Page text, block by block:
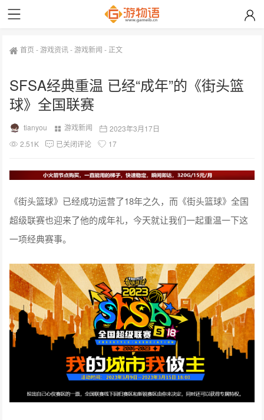
首页 -游戏资讯-游戏新闻 - 正文
SFSA经典重温 已经“成年”的《街头篮
球》全国联赛
tianyou 游戏新闻
2023年3月17日
2.51K
已关闭评论 17
《街头篮球》已经成功运营了18年之久，而《街头篮球》全国
超级联赛也迎来了他的成年礼，今天就让我们一起重温一下这
一项经典赛事。